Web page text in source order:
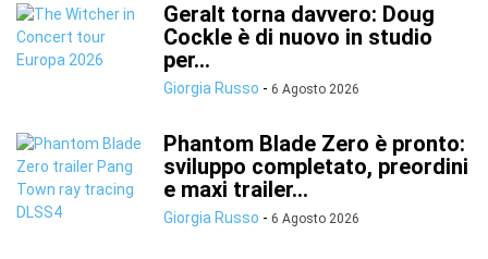
Geralt torna davvero: Doug
Cockle è di nuovo in studio
per...
Giorgia Russo - 6 Agosto 2026
Phantom Blade Zero è pronto:
sviluppo completato, preordini
e maxi trailer...
Giorgia Russo - 6 Agosto 2026